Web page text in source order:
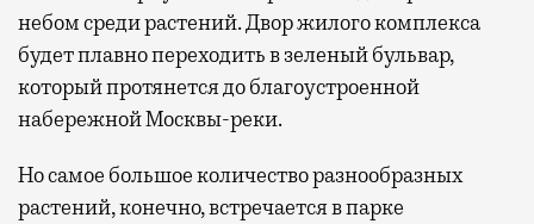
небом среди растений. Двор жилого комплекса
будет плавно переходить в зеленый бульвар,
который протянется до благоустроенной
набережной Москвы-реки.
Но самое большое количество разнообразных
растений, конечно, встречается в парке